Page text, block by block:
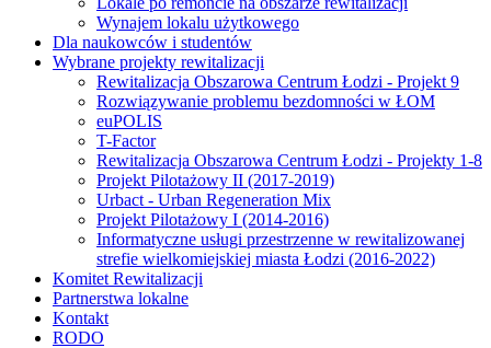
Wynajem lokalu użytkowego
Dla naukowców i studentów
Wybrane projekty rewitalizacji
Rewitalizacja Obszarowa Centrum Łodzi - Projekt 9
Rozwiązywanie problemu bezdomności w ŁOM
euPOLIS
T-Factor
Rewitalizacja Obszarowa Centrum Łodzi - Projekty 1-8
Projekt Pilotażowy II (2017-2019)
Urbact - Urban Regeneration Mix
Projekt Pilotażowy I (2014-2016)
Informatyczne usługi przestrzenne w rewitalizowanej
strefie wielkomiejskiej miasta Łodzi (2016-2022)
Komitet Rewitalizacji
Partnerstwa lokalne
Kontakt
RODO